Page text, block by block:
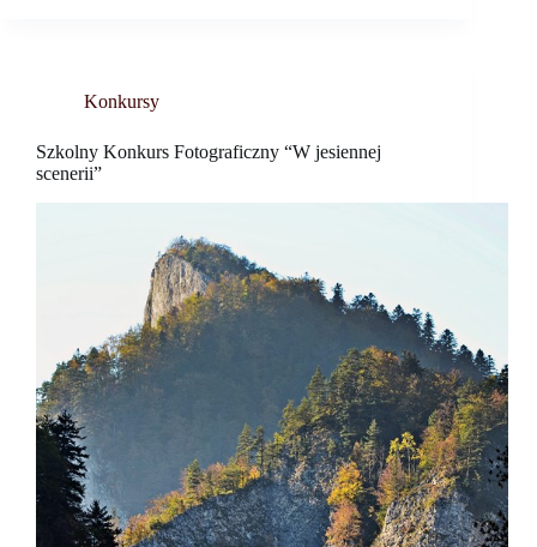
Konkursy
Szkolny Konkurs Fotograficzny “W jesiennej
scenerii”